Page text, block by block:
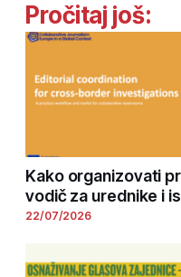
Pročitaj još:
Kako organizovati
vodič za urednike i
22/07/2026